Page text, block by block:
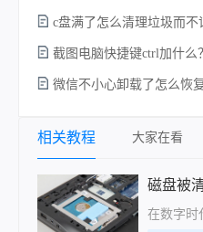
截图电脑快捷键ctrl加什么
微信不小心卸载了怎么恢
相关教程 大家在看
磁盘被
在数字时